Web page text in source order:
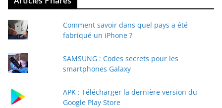
Comment savoir dans quel pays a été
fabriqué un iPhone ?
SAMSUNG : Codes secrets pour les
smartphones Galaxy
APK : Télécharger la dernière version du
Google Play Store